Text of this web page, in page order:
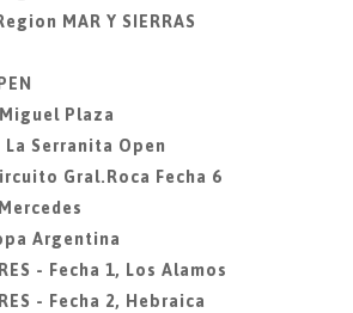
MAR Y SIERRAS
Miguel Plaza
La Serranita Open
Gral.Roca Fecha 6
Argentina
- Fecha 1, Los Alamos
- Fecha 2, Hebraica